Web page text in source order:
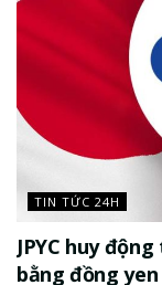
TIN TỨC 24H
JPYC huy
bằng đồng yen